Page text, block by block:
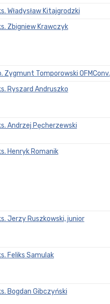
Władysław Kitajgrodzki
Zbigniew Krawczyk
Zygmunt Tomporowski OFMConv.
Ryszard Andruszko
Andrzej Pęcherzewski
Henryk Romanik
Jerzy Ruszkowski, junior
Feliks Samulak
Bogdan Gibczyński